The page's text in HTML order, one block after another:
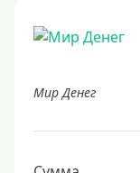
Мир Денег